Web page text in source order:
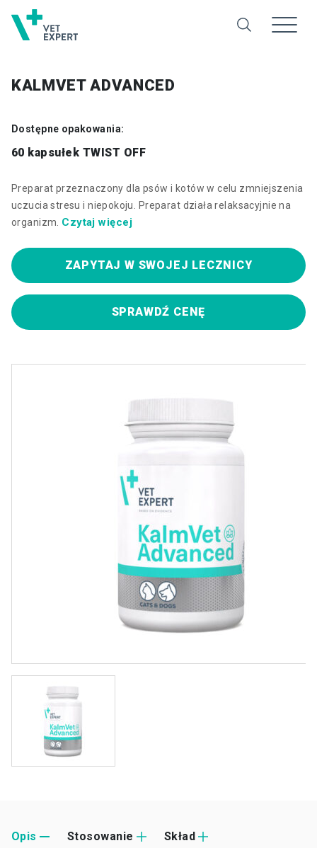
KALMVET ADVANCED
Dostępne opakowania:
60 kapsułek TWIST OFF
Preparat przeznaczony dla psów i kotów w celu zmniejszenia
uczucia stresu i niepokoju. Preparat działa relaksacyjnie na
organizm. Czytaj więcej
ZAPYTAJ W SWOJEJ LECZNICY
SPRAWDŹ CENĘ
Opis Stosowanie Skład